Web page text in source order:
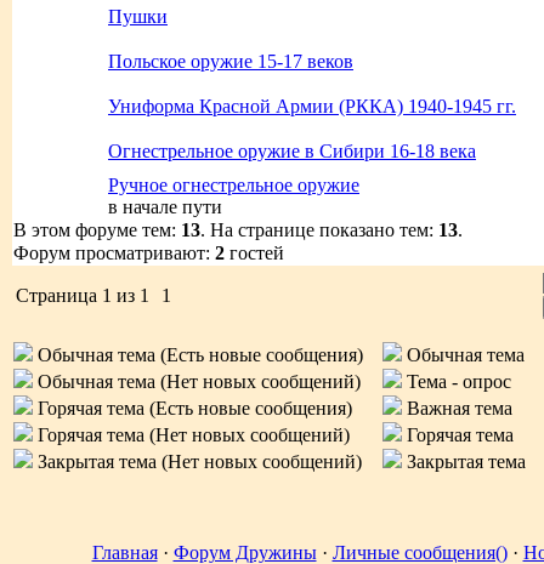
Пушки
Польское оружие 15-17 веков
Униформа Красной Армии (РККА) 1940-1945 гг.
Огнестрельное оружие в Сибири 16-18 века
Ручное огнестрельное оружие
в начале пути
В этом форуме тем: 13. На странице показано тем: 13.
Форум просматривают: 2 гостей
Страница 1 из 1 1
Обычная тема (Есть новые сообщения)
Обычная тема
Обычная тема (Нет новых сообщений)
Тема - опрос
Горячая тема (Есть новые сообщения)
Важная тема
Горячая тема (Нет новых сообщений)
Горячая тема
Закрытая тема (Нет новых сообщений)
Закрытая тема
Главная· Форум Дружины· Личные сообщения()·